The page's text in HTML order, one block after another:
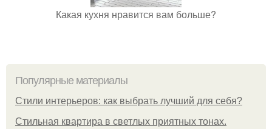
Какая кухня нравится вам больше?
Популярные материалы
Стили интерьеров: как выбрать лучший для себя?
Стильная квартира в светлых приятных тонах.